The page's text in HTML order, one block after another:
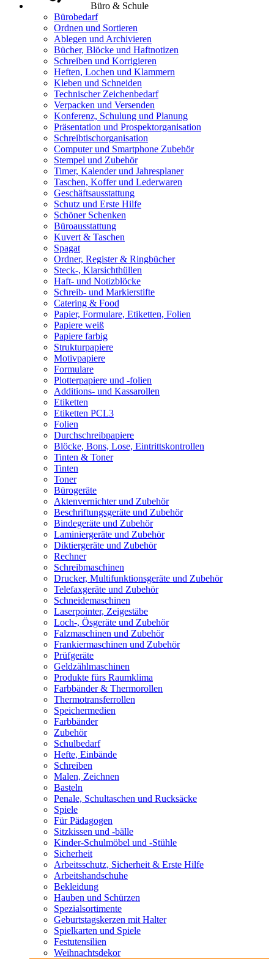
Büro & Schule
Bürobedarf
Ordnen und Sortieren
Ablegen und Archivieren
Bücher, Blöcke und Haftnotizen
Schreiben und Korrigieren
Heften, Lochen und Klammern
Kleben und Schneiden
Technischer Zeichenbedarf
Verpacken und Versenden
Konferenz, Schulung und Planung
Präsentation und Prospektorganisation
Schreibtischorganisation
Computer und Smartphone Zubehör
Stempel und Zubehör
Timer, Kalender und Jahresplaner
Taschen, Koffer und Lederwaren
Geschäftsausstattung
Schutz und Erste Hilfe
Schöner Schenken
Büroausstattung
Kuvert & Taschen
Spagat
Ordner, Register & Ringbücher
Steck-, Klarsichthüllen
Haft- und Notizblöcke
Schreib- und Markierstifte
Catering & Food
Papier, Formulare, Etiketten, Folien
Papiere weiß
Papiere farbig
Strukturpapiere
Motivpapiere
Formulare
Plotterpapiere und -folien
Additions- und Kassarollen
Etiketten
Etiketten PCL3
Folien
Durchschreibpapiere
Blöcke, Bons, Lose, Eintrittskontrollen
Tinten & Toner
Tinten
Toner
Bürogeräte
Aktenvernichter und Zubehör
Beschriftungsgeräte und Zubehör
Bindegeräte und Zubehör
Laminiergeräte und Zubehör
Diktiergeräte und Zubehör
Rechner
Schreibmaschinen
Drucker, Multifunktionsgeräte und Zubehör
Telefaxgeräte und Zubehör
Schneidemaschinen
Laserpointer, Zeigestäbe
Loch-, Ösgeräte und Zubehör
Falzmaschinen und Zubehör
Frankiermaschinen und Zubehör
Prüfgeräte
Geldzählmaschinen
Produkte fürs Raumklima
Farbbänder & Thermorollen
Thermotransferrollen
Speichermedien
Farbbänder
Zubehör
Schulbedarf
Hefte, Einbände
Schreiben
Malen, Zeichnen
Basteln
Penale, Schultaschen und Rucksäcke
Spiele
Für Pädagogen
Sitzkissen und -bälle
Kinder-Schulmöbel und -Stühle
Sicherheit
Arbeitsschutz, Sicherheit & Erste Hilfe
Arbeitshandschuhe
Bekleidung
Hauben und Schürzen
Spezialsortimente
Geburtstagskerzen mit Halter
Spielkarten und Spiele
Festutensilien
Weihnachtsdekor